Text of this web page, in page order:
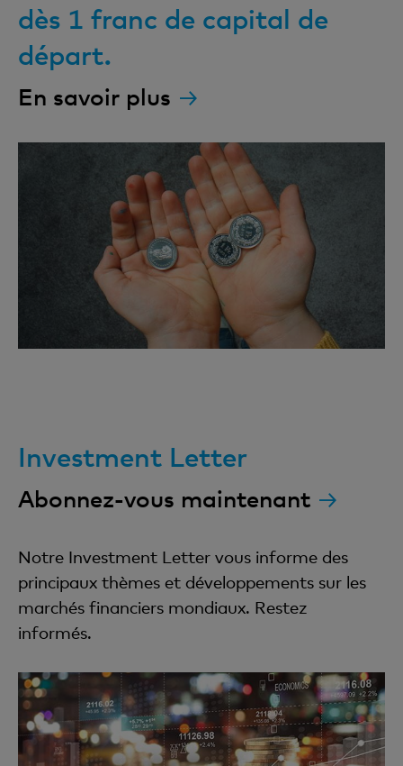
dès 1 franc de capital de
départ.
En savoir plus
Investment Letter
Abonnez-vous maintenant
Notre Investment Letter vous informe des
principaux thèmes et développements sur les
marchés financiers mondiaux. Restez
informés.